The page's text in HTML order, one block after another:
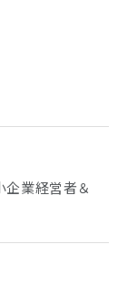
業経営者＆